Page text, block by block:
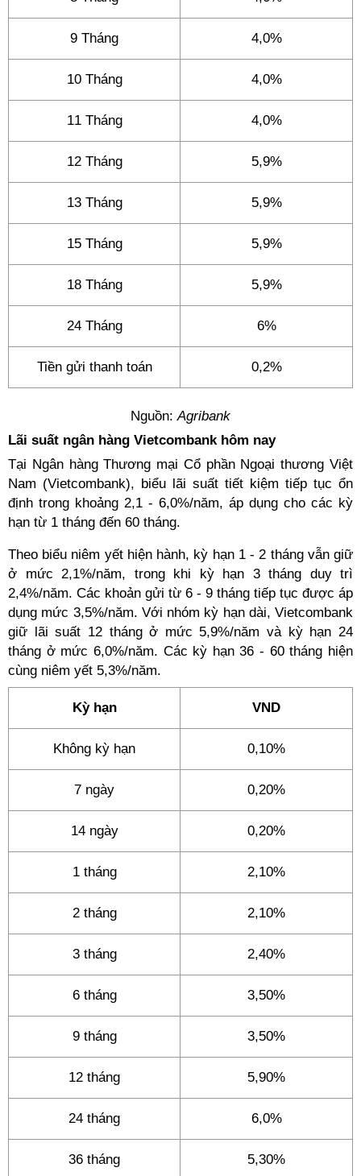
9 Tháng 4,0%
10 Tháng 4,0%
11 Tháng 4,0%
12 Tháng 5,9%
13 Tháng 5,9%
15 Tháng 5,9%
18 Tháng 5,9%
24 Tháng 6%
Tiền gửi thanh toán 0,2%
Nguồn: Agribank
Lãi suất ngân hàng Vietcombank hôm nay
Tại Ngân hàng Thương mại Cổ phần Ngoại thương Việt
Nam (Vietcombank), biểu lãi suất tiết kiệm tiếp tục ổn
định trong khoảng 2,1 - 6,0%/năm, áp dụng cho các kỳ
hạn từ 1 tháng đến 60 tháng.
Theo biểu niêm yết hiện hành, kỳ hạn 1 - 2 tháng vẫn giữ
ở mức 2,1%/năm, trong khi kỳ hạn 3 tháng duy trì
2,4%/năm. Các khoản gửi từ 6 - 9 tháng tiếp tục được áp
dụng mức 3,5%/năm. Với nhóm kỳ hạn dài, Vietcombank
giữ lãi suất 12 tháng ở mức 5,9%/năm và kỳ hạn 24
tháng ở mức 6,0%/năm. Các kỳ hạn 36 - 60 tháng hiện
cùng niêm yết 5,3%/năm.
Kỳ hạn VND
Không kỳ hạn 0,10%
7 ngày 0,20%
14 ngày 0,20%
1 tháng 2,10%
2 tháng 2,10%
3 tháng 2,40%
6 tháng 3,50%
9 tháng 3,50%
12 tháng 5,90%
24 tháng 6,0%
36 tháng 5,30%